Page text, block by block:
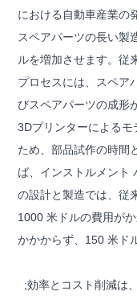
における自動車産業の
スペアパーツの長い製
ルを増加させます。従
プロセスには、スペア
びスペアパーツの成形
3Dプリンターによる
ため、部品試作の時間
ば、インストルメント
の設計と製造では、従
1000 米ドルの費用が
かかからず、150 米ド
;効率とコスト削減は